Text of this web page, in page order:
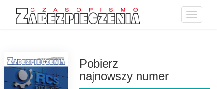
Toggle
Pobierz
najnowszy numer